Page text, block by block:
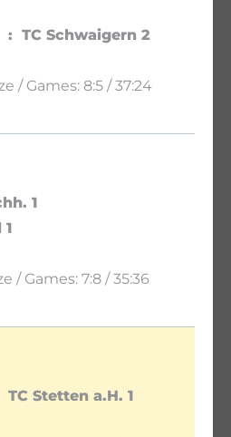
TC Schwaigern 2
/ Games: 8:5 / 37:24
1
1
/ Games: 7:8 / 35:36
TC Stetten a.H. 1